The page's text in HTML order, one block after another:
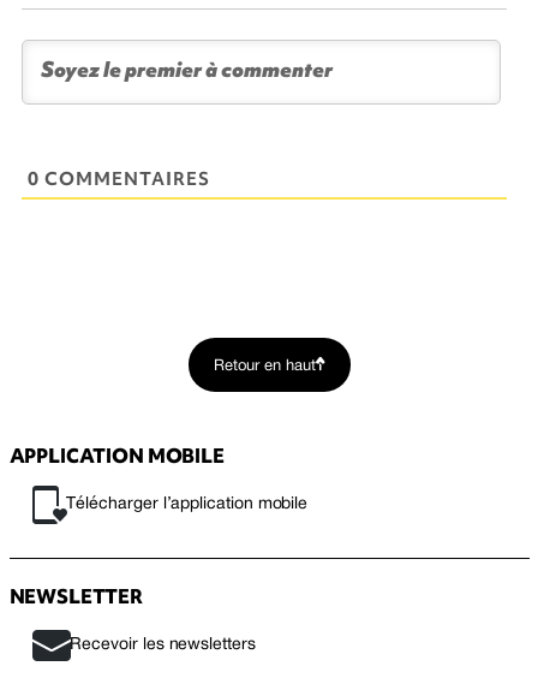
0 COMMENTAIRES
Retour en haut
APPLICATION MOBILE
Télécharger l’application mobile
NEWSLETTER
Recevoir les newsletters